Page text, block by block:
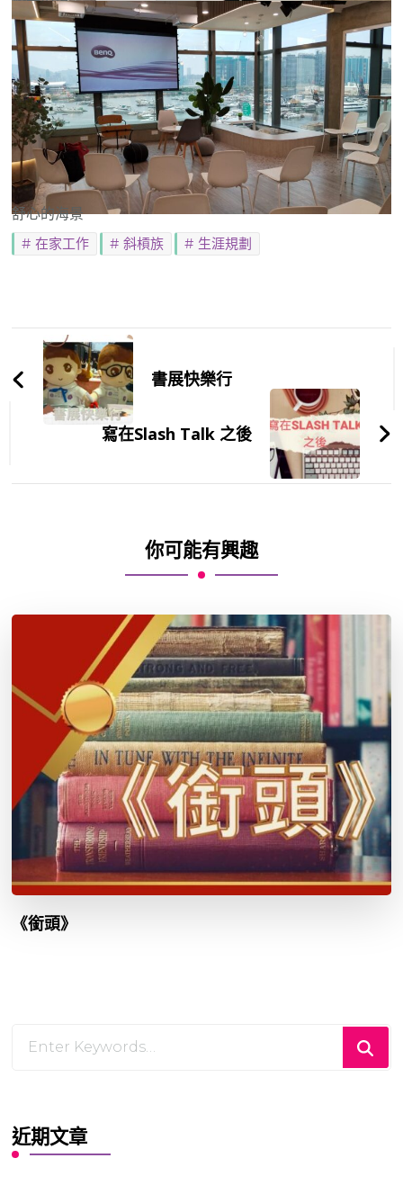
舒心的海景
在家工作
斜槓族 生涯規劃
Post
Navigation書展快樂行
寫在Slash Talk 之後
你可能有興趣
《銜頭》
近期文章